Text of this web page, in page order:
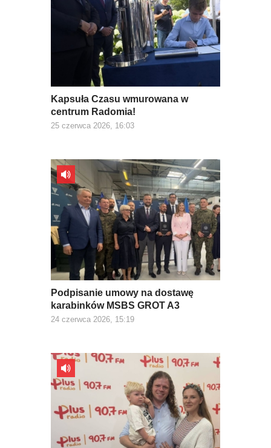
Kapsuła Czasu wmurowana w
centrum Radomia!
25 czerwca 2026, 16:03
Podpisanie umowy na dostawę
karabinków MSBS GROT A3
24 czerwca 2026, 15:19